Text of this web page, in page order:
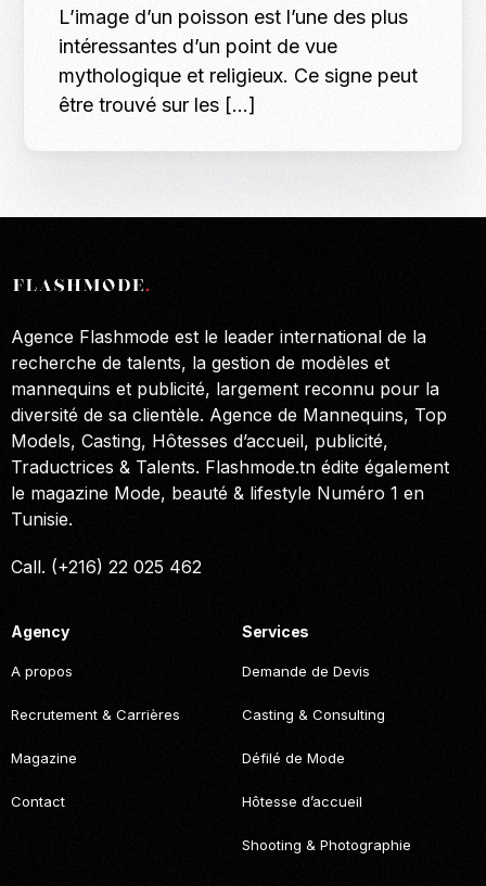
L’image d’un poisson est l’une des plus
intéressantes d’un point de vue
mythologique et religieux. Ce signe peut
être trouvé sur les […]
Agence Flashmode est le leader international de la
recherche de talents, la gestion de modèles et
mannequins et publicité, largement reconnu pour la
diversité de sa clientèle. Agence de Mannequins, Top
Models, Casting, Hôtesses d’accueil, publicité,
Traductrices & Talents. Flashmode.tn édite également
le magazine Mode, beauté & lifestyle Numéro 1 en
Tunisie.
Call. (+216) 22 025 462
Agency
A propos
Recrutement & Carrières
Magazine
Contact
Services
Demande de Devis
Casting & Consulting
Défilé de Mode
Hôtesse d’accueil
Shooting & Photographie